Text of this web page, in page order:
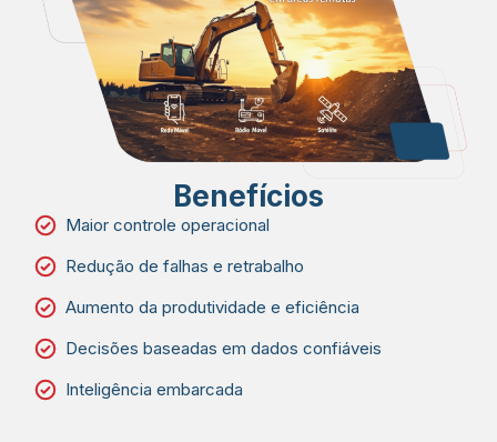
Benefícios
Maior controle operacional
Redução de falhas e retrabalho
Aumento da produtividade e eficiência
Decisões baseadas em dados confiáveis
Inteligência embarcada